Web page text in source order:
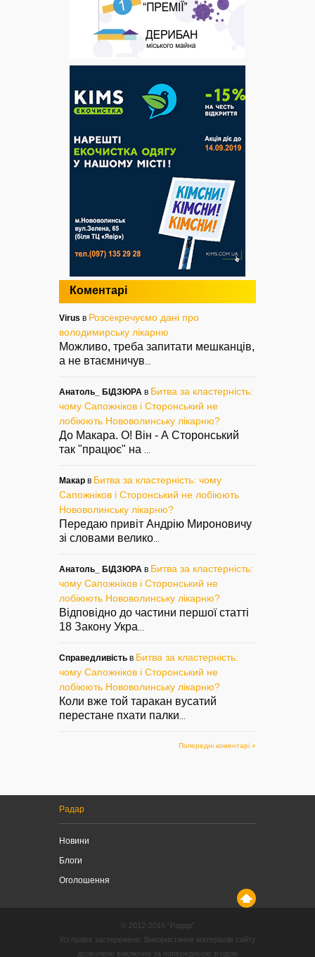
Коментарі
Virus в Розсекречуємо дані про
володимирську лікарню
Можливо, треба запитати мешканців,
а не втаємничув
Анатоль_ БІДЗЮРА в Битва за кластерність:
чому Сапожніков і Сторонський не
лобіюють Нововолинську лікарню?
До Макара. О! Він - А Сторонський
так "працює" на
Макар в Битва за кластерність: чому
Сапожніков і Сторонський не лобіюють
Нововолинську лікарню?
Передаю привіт Андрію Мироновичу
зі словами велико
Анатоль_ БІДЗЮРА в Битва за кластерність:
чому Сапожніков і Сторонський не
лобіюють Нововолинську лікарню?
Відповідно до частини першої статті
18 Закону Укра
Справедливість в Битва за кластерність:
чому Сапожніков і Сторонський не
лобіюють Нововолинську лікарню?
Коли вже той таракан вусатий
перестане пхати палки
Попередні коментарі »
Радар
Новини
Блоги
Оголошення
© 2012-2016 “Радар”
Усі права застережено. Використання матеріалів сайту
дозволено виключно за попередньою згодою